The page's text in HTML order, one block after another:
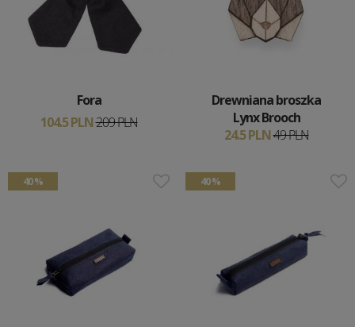
Fora
104.5 PLN209 PLN
Drewniana broszka
Lynx Brooch
24.5 PLN49 PLN
40 % 40 %